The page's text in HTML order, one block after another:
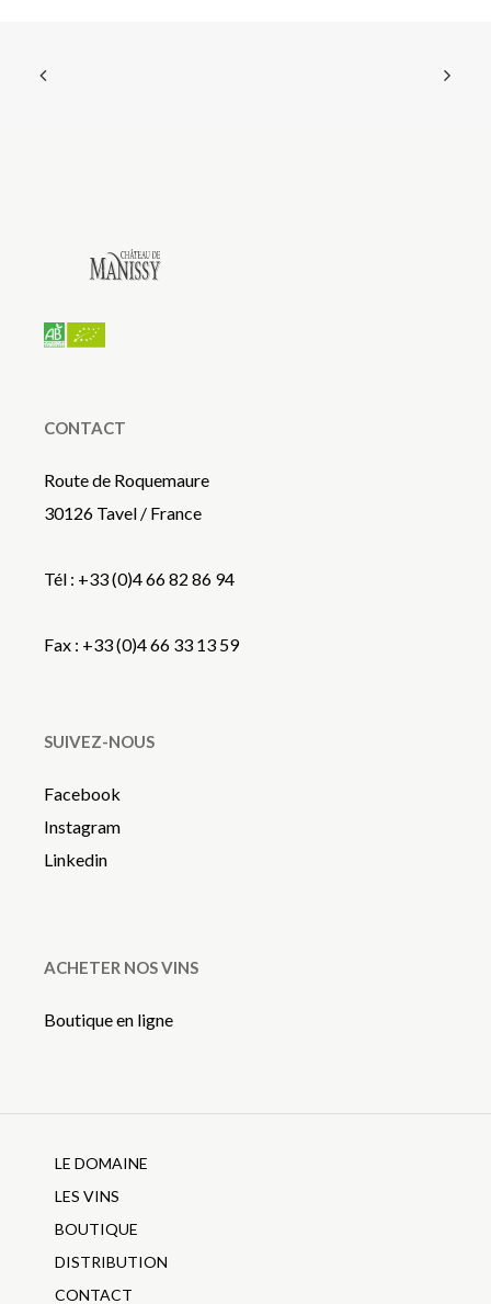
CONTACT
Route de Roquemaure
30126 Tavel / France
Tél : +33 (0)4 66 82 86 94
Fax : +33 (0)4 66 33 13 59
SUIVEZ-NOUS
Facebook
Instagram
Linkedin
ACHETER NOS VINS
Boutique en ligne
LE DOMAINE
LES VINS
BOUTIQUE
DISTRIBUTION
CONTACT